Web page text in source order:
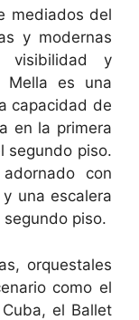
mediados del
y modernas
visibilidad y
Mella es una
capacidad de
en la primera
segundo piso.
con
una escalera
piso.
orquestales
como el
el Ballet